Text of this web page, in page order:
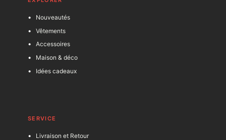
Nouveautés
Vêtements
Accessoires
Maison & déco
Idées cadeaux
SERVICE
Livraison et Retour